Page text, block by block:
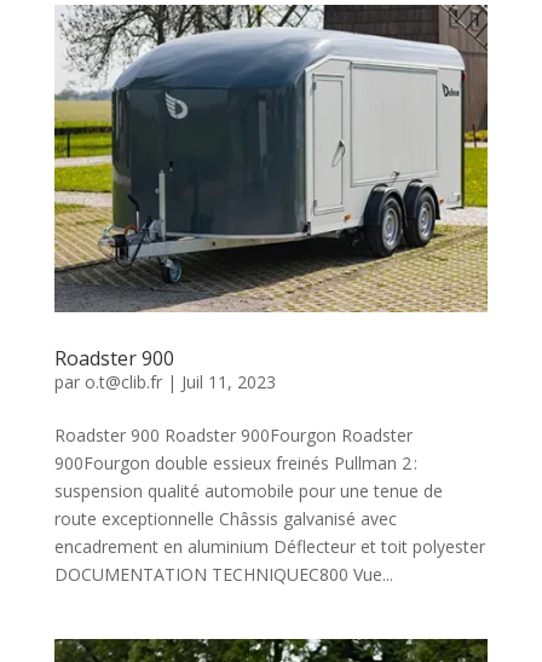
Roadster 900
par o.t@clib.fr| Juil 11, 2023
Roadster 900 Roadster 900Fourgon Roadster
900Fourgon double essieux freinés Pullman 2 :
suspension qualité automobile pour une tenue de
route exceptionnelle Châssis galvanisé avec
encadrement en aluminium Déflecteur et toit polyester
DOCUMENTATION TECHNIQUEC800 Vue...